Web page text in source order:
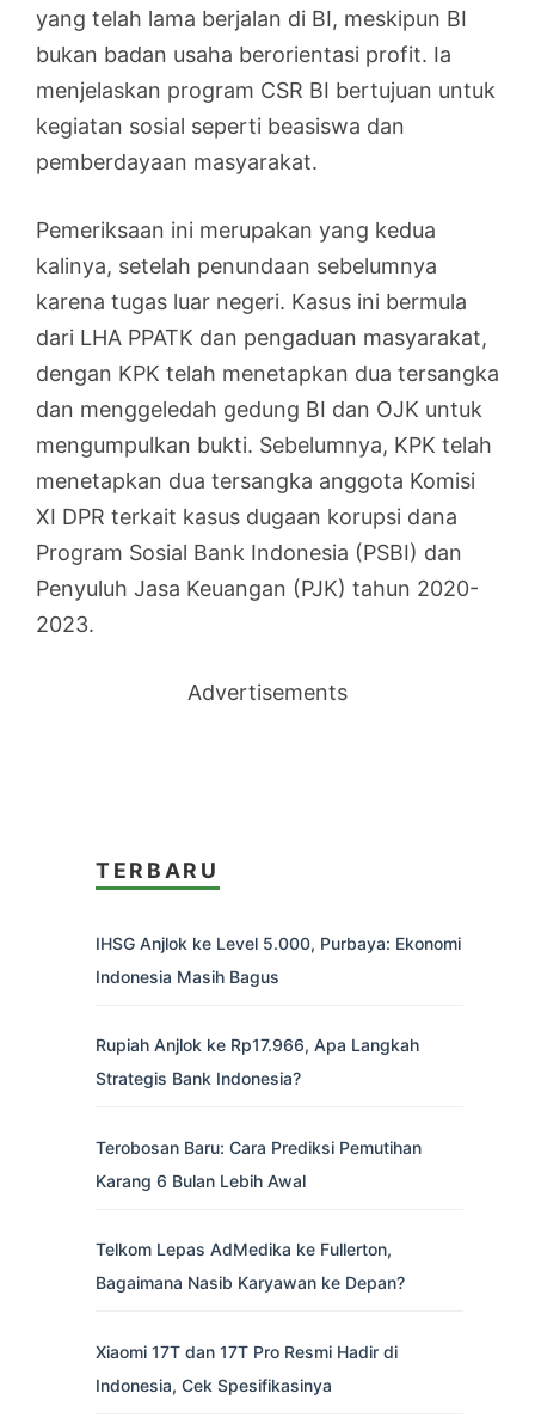
yang telah lama berjalan di BI, meskipun BI
bukan badan usaha berorientasi profit. Ia
menjelaskan program CSR BI bertujuan untuk
kegiatan sosial seperti beasiswa dan
pemberdayaan masyarakat.
Pemeriksaan ini merupakan yang kedua
kalinya, setelah penundaan sebelumnya
karena tugas luar negeri. Kasus ini bermula
dari LHA PPATK dan pengaduan masyarakat,
dengan KPK telah menetapkan dua tersangka
dan menggeledah gedung BI dan OJK untuk
mengumpulkan bukti. Sebelumnya, KPK telah
menetapkan dua tersangka anggota Komisi
XI DPR terkait kasus dugaan korupsi dana
Program Sosial Bank Indonesia (PSBI) dan
Penyuluh Jasa Keuangan (PJK) tahun 2020-
2023.
Advertisements
TERBARU
IHSG Anjlok ke Level 5.000, Purbaya: Ekonomi
Indonesia Masih Bagus
Rupiah Anjlok ke Rp17.966, Apa Langkah
Strategis Bank Indonesia?
Terobosan Baru: Cara Prediksi Pemutihan
Karang 6 Bulan Lebih Awal
Telkom Lepas AdMedika ke Fullerton,
Bagaimana Nasib Karyawan ke Depan?
Xiaomi 17T dan 17T Pro Resmi Hadir di
Indonesia, Cek Spesifikasinya